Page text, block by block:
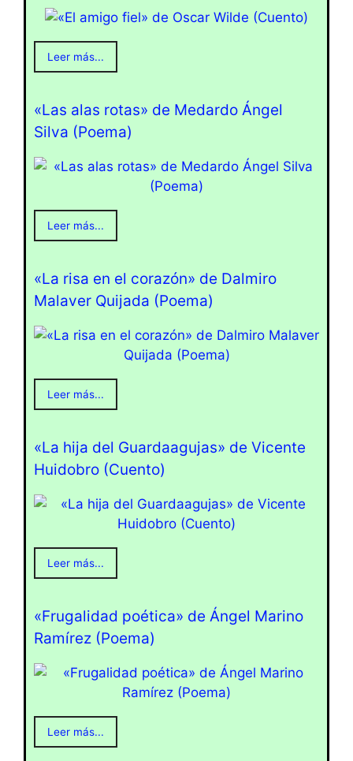
Leer más...
«Las alas rotas» de Medardo Ángel
Silva (Poema)
Leer más...
«La risa en el corazón» de Dalmiro
Malaver Quijada (Poema)
Leer más...
«La hija del Guardaagujas» de Vicente
Huidobro (Cuento)
Leer más...
«Frugalidad poética» de Ángel Marino
Ramírez (Poema)
Leer más...